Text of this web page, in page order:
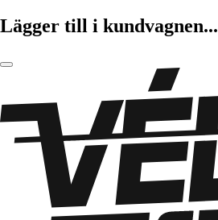
Lägger till i kundvagnen...